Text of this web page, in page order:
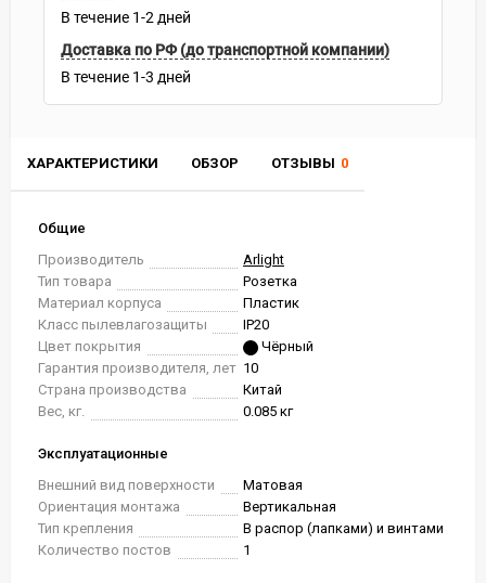
ХАРАКТЕРИСТИКИ ОБЗОР ОТЗЫВЫ 0
Общие
Производитель
Arlight
Тип товара
Розетка
Материал корпуса
Пластик
Класс пылевлагозащиты
IP20
Цвет покрытия
Чёрный
Гарантия производителя, лет 10
Страна производства
Китай
Вес, кг.
0.085 кг
Эксплуатационные
Внешний вид поверхности
Матовая
Ориентация монтажа
Вертикальная
Тип крепления
В распор (лапками) и винтами
Количество постов
1
В течение 1-2 дней
Доставка по РФ (до транспортной компании)
В течение 1-3 дней